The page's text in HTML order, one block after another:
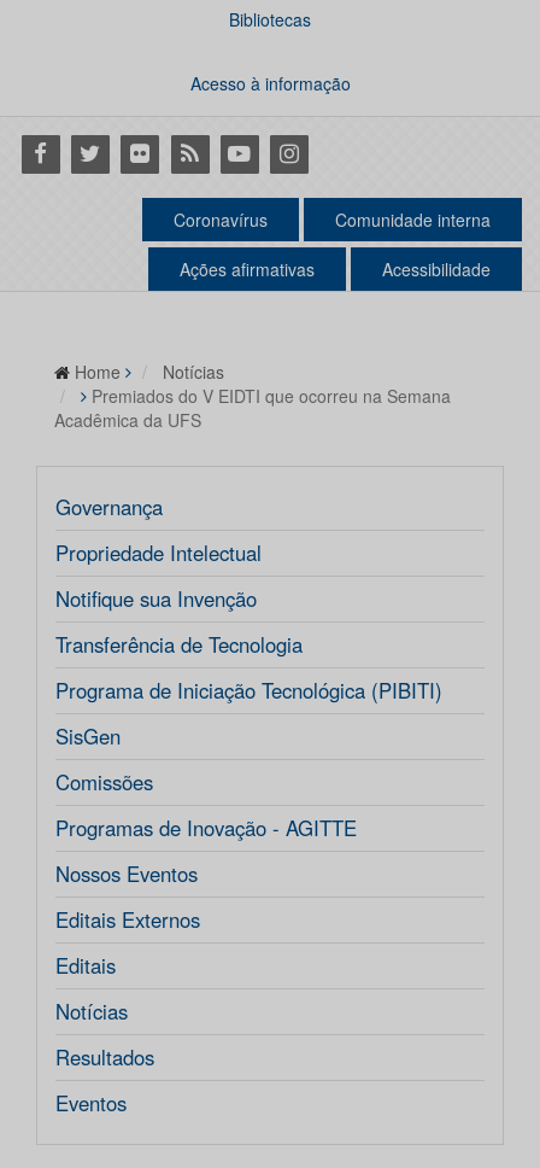
Bibliotecas
Acesso à informação
Facebook
Twitter Flickr RSS YoutubeInstagram
Coronavírus Comunidade interna
Ações afirmativas Acessibilidade
Home
Notícias
Premiados do V EIDTI que ocorreu na Semana
Acadêmica da UFS
Governança
Propriedade Intelectual
Notifique sua Invenção
Transferência de Tecnologia
Programa de Iniciação Tecnológica (PIBITI)
SisGen
Comissões
Programas de Inovação - AGITTE
Nossos Eventos
Editais Externos
Editais
Notícias
Resultados
Eventos